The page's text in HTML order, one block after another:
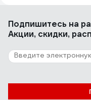
Отличный плинтус,
загнув край
чем с выпирающей
4 отзыва
08014DF DESN-
Подпишитесь на
Акции, скидки,